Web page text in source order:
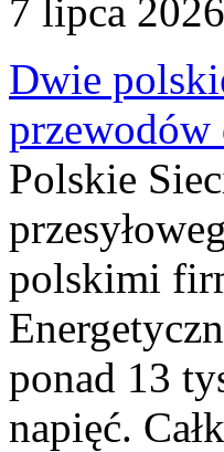
7 lipca
Dwie
Polskie
polskimi
ponad 13
napięć.